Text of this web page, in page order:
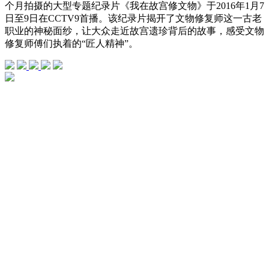
个月拍摄的大型专题纪录片《我在故宫修文物》于2016年1月7
日至9日在CCTV9首播。该纪录片揭开了文物修复师这一古老
职业的神秘面纱，让大众走近故宫遗珍背后的故事，感受文物
修复师傅们执着的“匠人精神”。